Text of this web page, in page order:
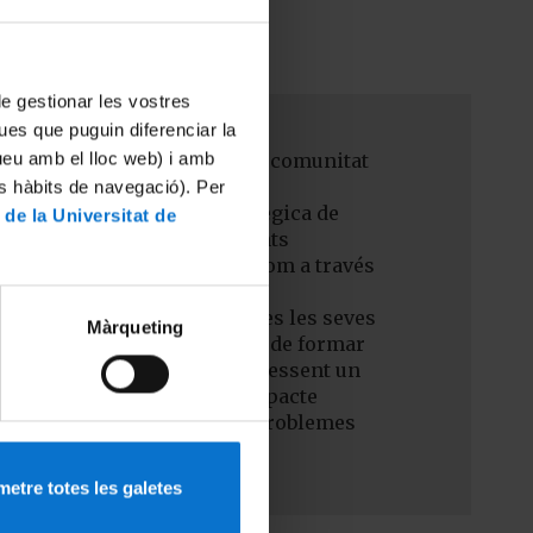
gestionar les vostres
que puguin diferenciar la
amb el lloc web) i amb
hàbits de navegació). Per
la Universitat de
Màrqueting
totes les galetes
importància per a la comunitat
la importància estratègica de
promoure comportaments
de docència i recerca, com a través
ambiental en totes les seves
la responsabilitat de formar
ambientals, però també, essent un
que es generi el menor impacte
solucions als problemes